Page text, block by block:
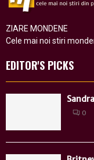
ZIARE MONDENE
Cele mai noi stiri
EDITOR'S PICKS
0